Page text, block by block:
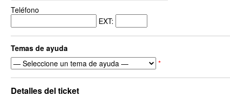
Teléfono
EXT:
Temas de ayuda
*
Detalles del ticket